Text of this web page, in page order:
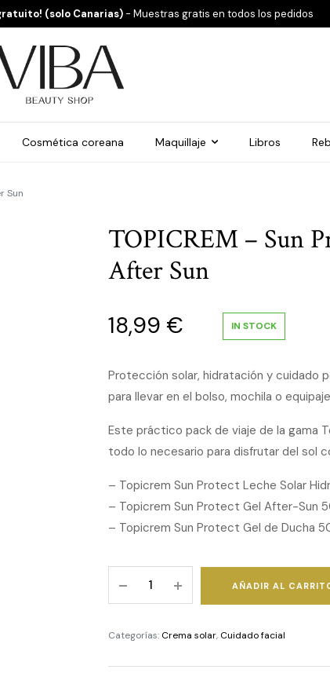
(solo Canarias) - Muestras gratis en todos los pedidos
Cosmética coreana Maquillaje Libros
Sun
TOPICREM – Sun
After Sun
18,99 € IN STOCK
Protección solar, hidratación y cuidado
para llevar en el bolso, mochila o
Este práctico pack de viaje de la gama
todo lo necesario para disfrutar del sol
– Topicrem Sun Protect Leche Solar
– Topicrem Sun Protect Gel After-Sun
– Topicrem Sun Protect Gel de Ducha
Protect
+
AÑADIR AL
Categorías: Crema solar, Cuidado facial